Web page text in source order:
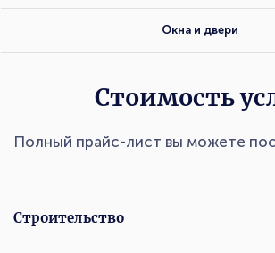
Окна и двери
Стоимость
Полный прайс-лист вы можете
Строительство